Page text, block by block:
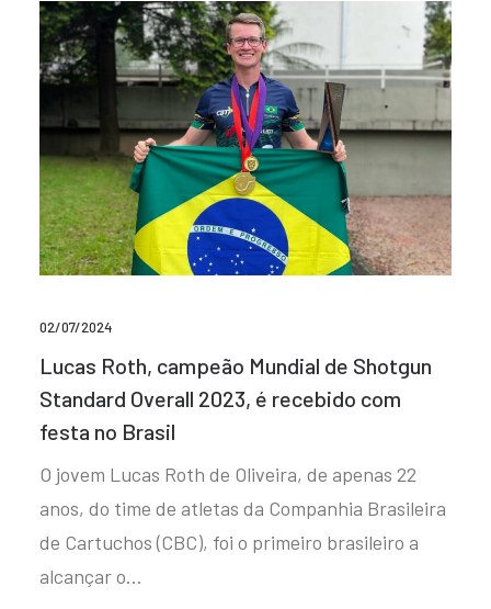
02/07/2024
Lucas Roth, campeão Mundial de Shotgun
Standard Overall 2023, é recebido com
festa no Brasil
O jovem Lucas Roth de Oliveira, de apenas 22
anos, do time de atletas da Companhia Brasileira
de Cartuchos (CBC), foi o primeiro brasileiro a
alcançar o…